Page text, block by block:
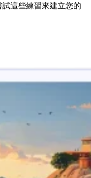
這些練習來建立您的